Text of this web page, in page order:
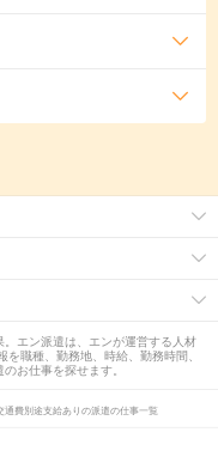
エン派遣は、エンが運営する人材
職種、勤務地、時給、勤務時間、
お仕事を探せます。
通費別途支給ありの派遣の仕事一覧